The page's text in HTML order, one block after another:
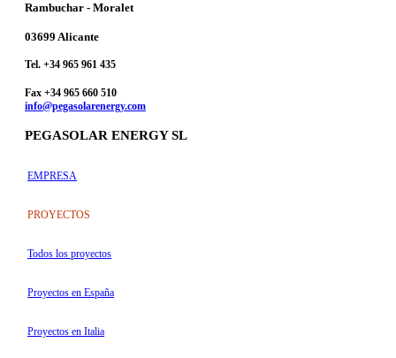
Rambuchar - Moralet
03699 Alicante
Tel. +34 965 961 435
Fax +34 965 660 510
info@pegasolarenergy.com
PEGASOLAR ENERGY SL
EMPRESA
PROYECTOS
Todos los proyectos
Proyectos en España
Proyectos en Italia